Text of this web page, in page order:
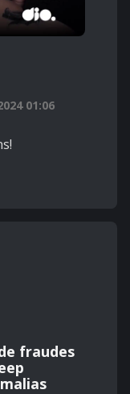
01:06
fraudes